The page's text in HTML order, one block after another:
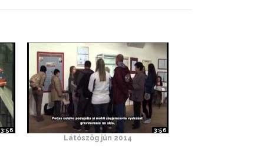
3:56 3:56
Látószög jún 2014